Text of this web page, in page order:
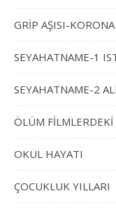
GRİP AŞISI-KORONA
SEYAHATNAME-1
SEYAHATNAME-2
ÖLÜM
OKUL HAYATI
ÇOCUKLUK YILLARI